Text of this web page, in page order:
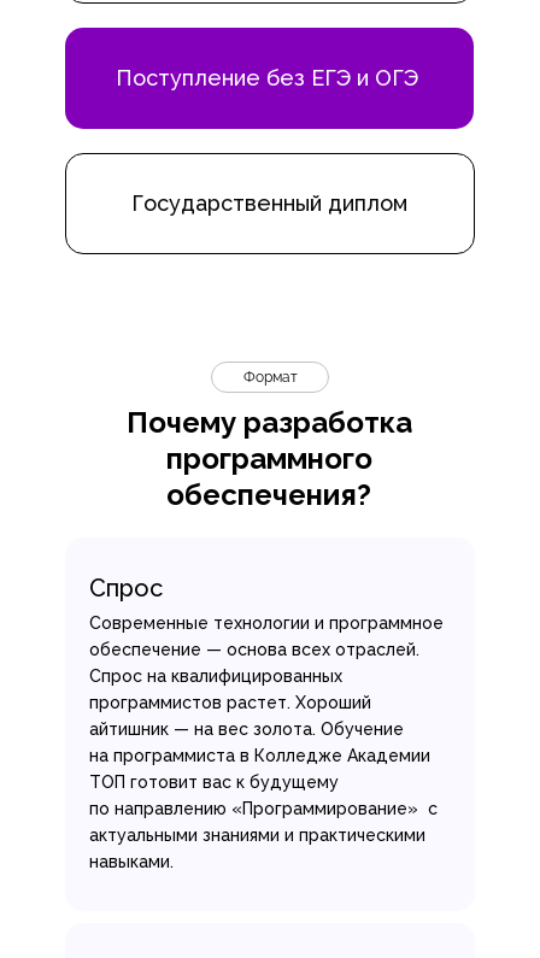
Государственный диплом
Поступление без ЕГЭ и ОГЭ
Почему разработка
программного
обеспечения?
Формат
Спрос
Современные технологии и программное
обеспечение — основа всех отраслей.
Спрос на квалифицированных
программистов растет. Хороший
айтишник — на вес золота. Обучение
на программиста в Колледже Академии
ТОП готовит вас к будущему
по направлению «Программирование» с
актуальными знаниями и практическими
навыками.